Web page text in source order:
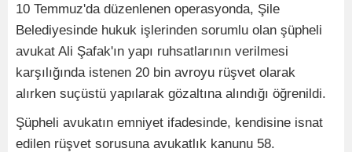
10 Temmuz'da düzenlenen operasyonda, Şile
Belediyesinde hukuk işlerinden sorumlu olan şüpheli
avukat Ali Şafak'ın yapı ruhsatlarının verilmesi
karşılığında istenen 20 bin avroyu rüşvet olarak
alırken suçüstü yapılarak gözaltına alındığı öğrenildi.
Şüpheli avukatın emniyet ifadesinde, kendisine isnat
edilen rüşvet sorusuna avukatlık kanunu 58.